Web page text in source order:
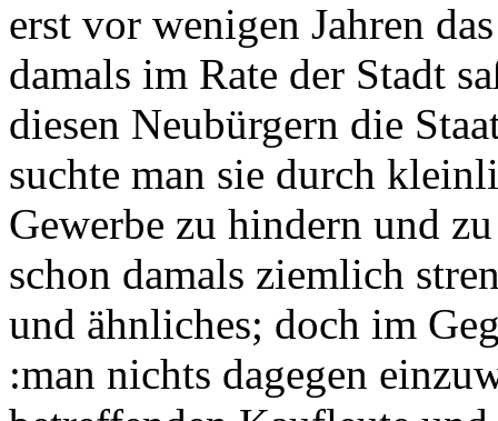
erst vor wenigen Jahren
damals im Rate der Stadt
diesen Neubürgern die
suchte man sie durch
Gewerbe zu hindern und
schon damals ziemlich
und ähnliches; doch im
:man nichts dagegen